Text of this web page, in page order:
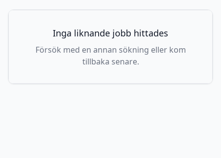
Inga liknande jobb hittades
Försök med en annan sökning eller kom
tillbaka senare.